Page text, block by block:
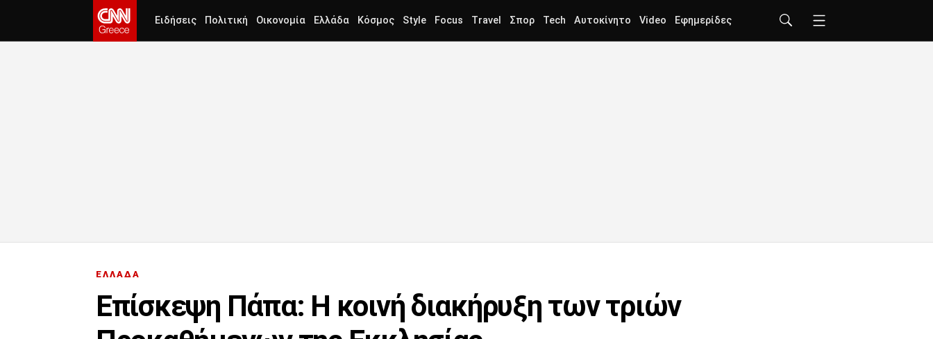
Ειδήσεις Πολιτική Οικονομία Ελλάδα Κόσμος Style Focus Travel Σπορ Tech Αυτοκίνητο Video Εφημερίδες
ΕΛΛΑΔΑ
Επίσκεψη Πάπα: Η κοινή διακήρυξη των τριών